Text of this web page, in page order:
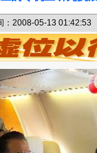
：2008-05-13